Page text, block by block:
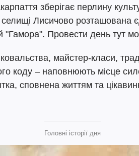
зберігає перлину
селищі Лисичово розташована
"Гамора". Провести день тут
майстер-класи,
коду – наповнюють місце
сповнена життям та
Головні історії дня